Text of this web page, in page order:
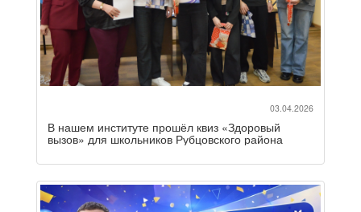
03.04.2026
В нашем институте прошёл квиз «Здоровый
вызов» для школьников Рубцовского района